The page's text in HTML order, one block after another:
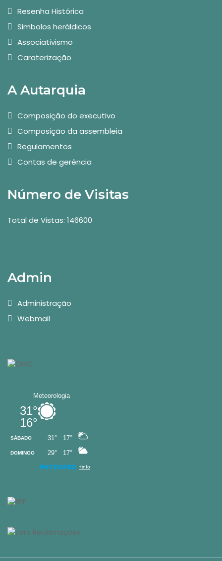
Resenha Histórica
Simbolos heráldicos
Associativismo
Caraterização
A Autarquia
Composição do executivo
Composição da assembleia
Regulamentos
Contas de gerência
Número de Visitas
Total de Vistas: 146600
Admin
Administração
Webmail